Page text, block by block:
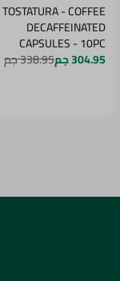
TOSTATURA - COFFEE
DECAFFEINATED
CAPSULES - 10PC
304.95 جم 338.95 جم